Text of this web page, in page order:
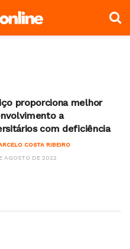
proporciona melhor
a
com deficiência
COSTA RIBEIRO
AGOSTO DE 2022